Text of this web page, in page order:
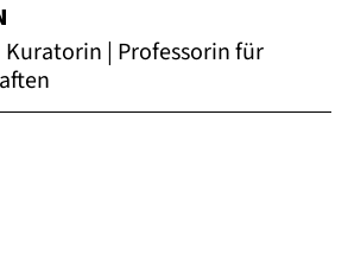
| Professorin für